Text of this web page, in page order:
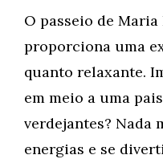
O passeio de
proporciona uma
quanto relaxante.
em meio a uma
verdejantes? Nada
energias e se